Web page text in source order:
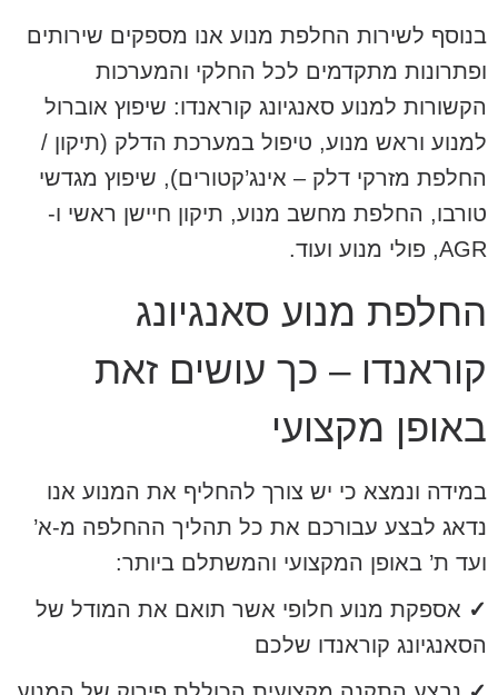
בנוסף לשירות החלפת מנוע אנו מספקים שירותים
ופתרונות מתקדמים לכל החלקי והמערכות
הקשורות למנוע סאנגיונג קוראנדו: שיפוץ אוברול
למנוע וראש מנוע, טיפול במערכת הדלק (תיקון /
החלפת מזרקי דלק – אינג’קטורים), שיפוץ מגדשי
טורבו, החלפת מחשב מנוע, תיקון חיישן ראשי ו-
AGR, פולי מנוע ועוד.
החלפת מנוע סאנגיונג
קוראנדו – כך עושים זאת
באופן מקצועי
במידה ונמצא כי יש צורך להחליף את המנוע אנו
נדאג לבצע עבורכם את כל תהליך ההחלפה מ-א’
ועד ת’ באופן המקצועי והמשתלם ביותר:
✓ אספקת מנוע חלופי אשר תואם את המודל של
הסאנגיונג קוראנדו שלכם